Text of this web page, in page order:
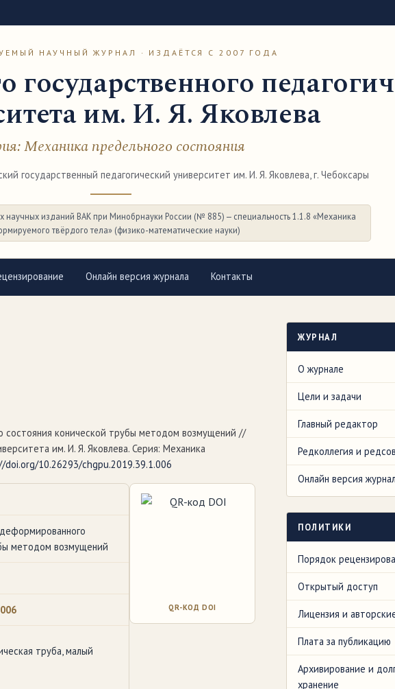
НАУЧНЫЙ ЖУРНАЛ · ИЗДАЁТСЯ С 2007 ГОДА
им. И. Я. Яковлева
Механика предельного состояния
государственный педагогический университет им. И. Я. Яковлева, г. Чебоксары
научных изданий ВАК при Минобрнауки России (№ 885) — специальность 1.1.8 «Механика
твёрдого тела» (физико-математические науки)
Онлайн версия журнала Контакты
состояния конической трубы методом возмущений //
им. И. Я. Яковлева. Серия: Механика
doi.org/10.26293/chgpu.2019.39.1.006
методом возмущений
труба, малый
QR-КОД DOI
ЖУРНАЛ
О журнале
Цели и задачи
Главный редактор
Редколлегия и
Онлайн версия
ПОЛИТИКИ
Порядок
Открытый доступ
Лицензия и
Плата за публикацию
Архивирование и
хранение